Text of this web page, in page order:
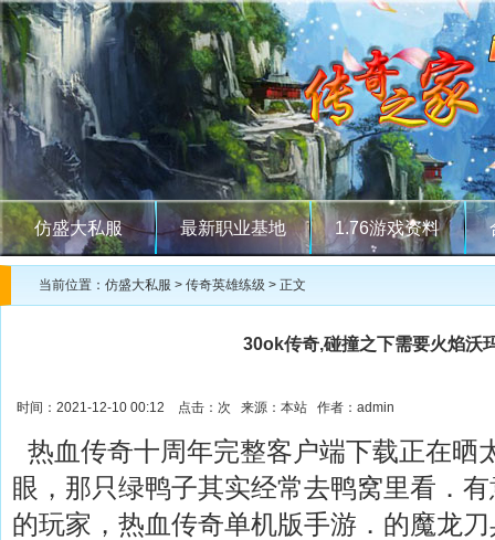
仿盛大私服 最新职业基地 1.76游戏资料
当前位置： 仿盛大私服 > 传奇英雄练级 > 正文
30ok传奇,碰撞之下需要火焰沃
时间：2021-12-10 00:12 点击： 次 来源：本站 作者：admin
热血传奇十周年完整客户端下载正在晒
眼，那只绿鸭子其实经常去鸭窝里看．
的玩家，热血传奇单机版手游．的魔龙